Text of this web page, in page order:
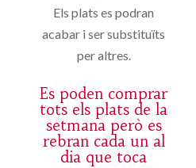
Els plats es podran
acabar i ser substituïts
per altres.
Es poden comprar
tots els plats de la
setmana però es
rebran cada un al
dia que toca